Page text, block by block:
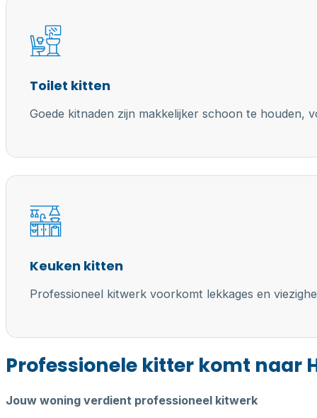
Toilet kitten
Goede kitnaden zijn makkelijker schoon te houden,
Keuken kitten
Professioneel kitwerk voorkomt lekkages en
Professionele kitter komt naar
Jouw woning verdient professioneel kitwerk